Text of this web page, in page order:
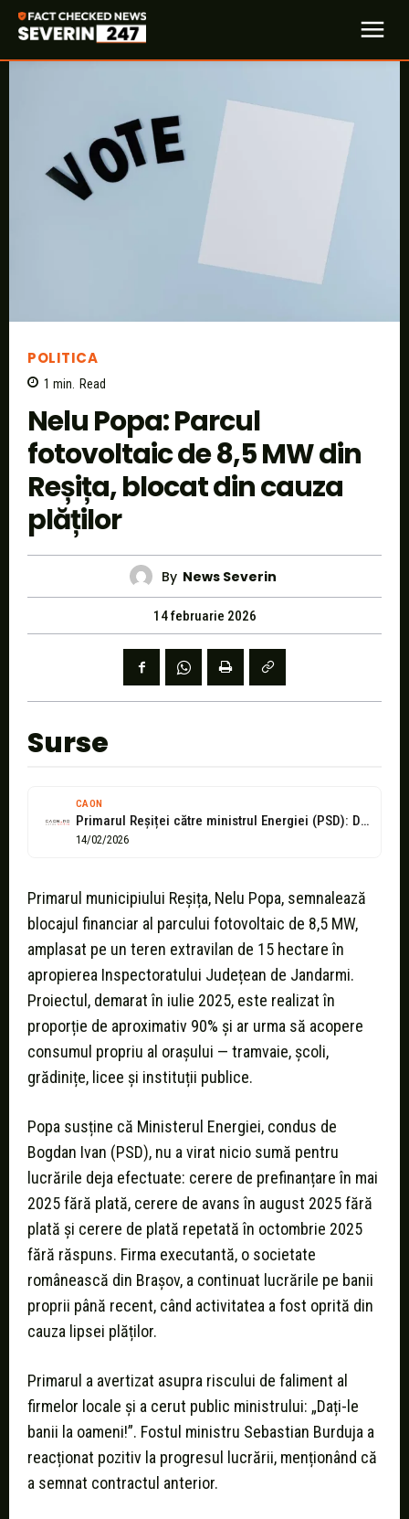
POLITICA
1 min. Read
Nelu Popa: Parcul
fotovoltaic de 8,5 MW din
Reșița, blocat din cauza
plăților
By News Severin
14 februarie 2026
Surse
CAON
Primarul Reșiței către ministrul Energiei (PSD): Dați-le banii la oameni!
14/02/2026
Primarul municipiului Reșița, Nelu Popa, semnalează
blocajul financiar al parcului fotovoltaic de 8,5 MW,
amplasat pe un teren extravilan de 15 hectare în
apropierea Inspectoratului Județean de Jandarmi.
Proiectul, demarat în iulie 2025, este realizat în
proporție de aproximativ 90% și ar urma să acopere
consumul propriu al orașului — tramvaie, școli,
grădinițe, licee și instituții publice.
Popa susține că Ministerul Energiei, condus de
Bogdan Ivan (PSD), nu a virat nicio sumă pentru
lucrările deja efectuate: cerere de prefinanțare în mai
2025 fără plată, cerere de avans în august 2025 fără
plată și cerere de plată repetată în octombrie 2025
fără răspuns. Firma executantă, o societate
românească din Brașov, a continuat lucrările pe banii
proprii până recent, când activitatea a fost oprită din
cauza lipsei plăților.
Primarul a avertizat asupra riscului de faliment al
firmelor locale și a cerut public ministrului: „Dați-le
banii la oameni!”. Fostul ministru Sebastian Burduja a
reacționat pozitiv la progresul lucrării, menționând că
a semnat contractul anterior.